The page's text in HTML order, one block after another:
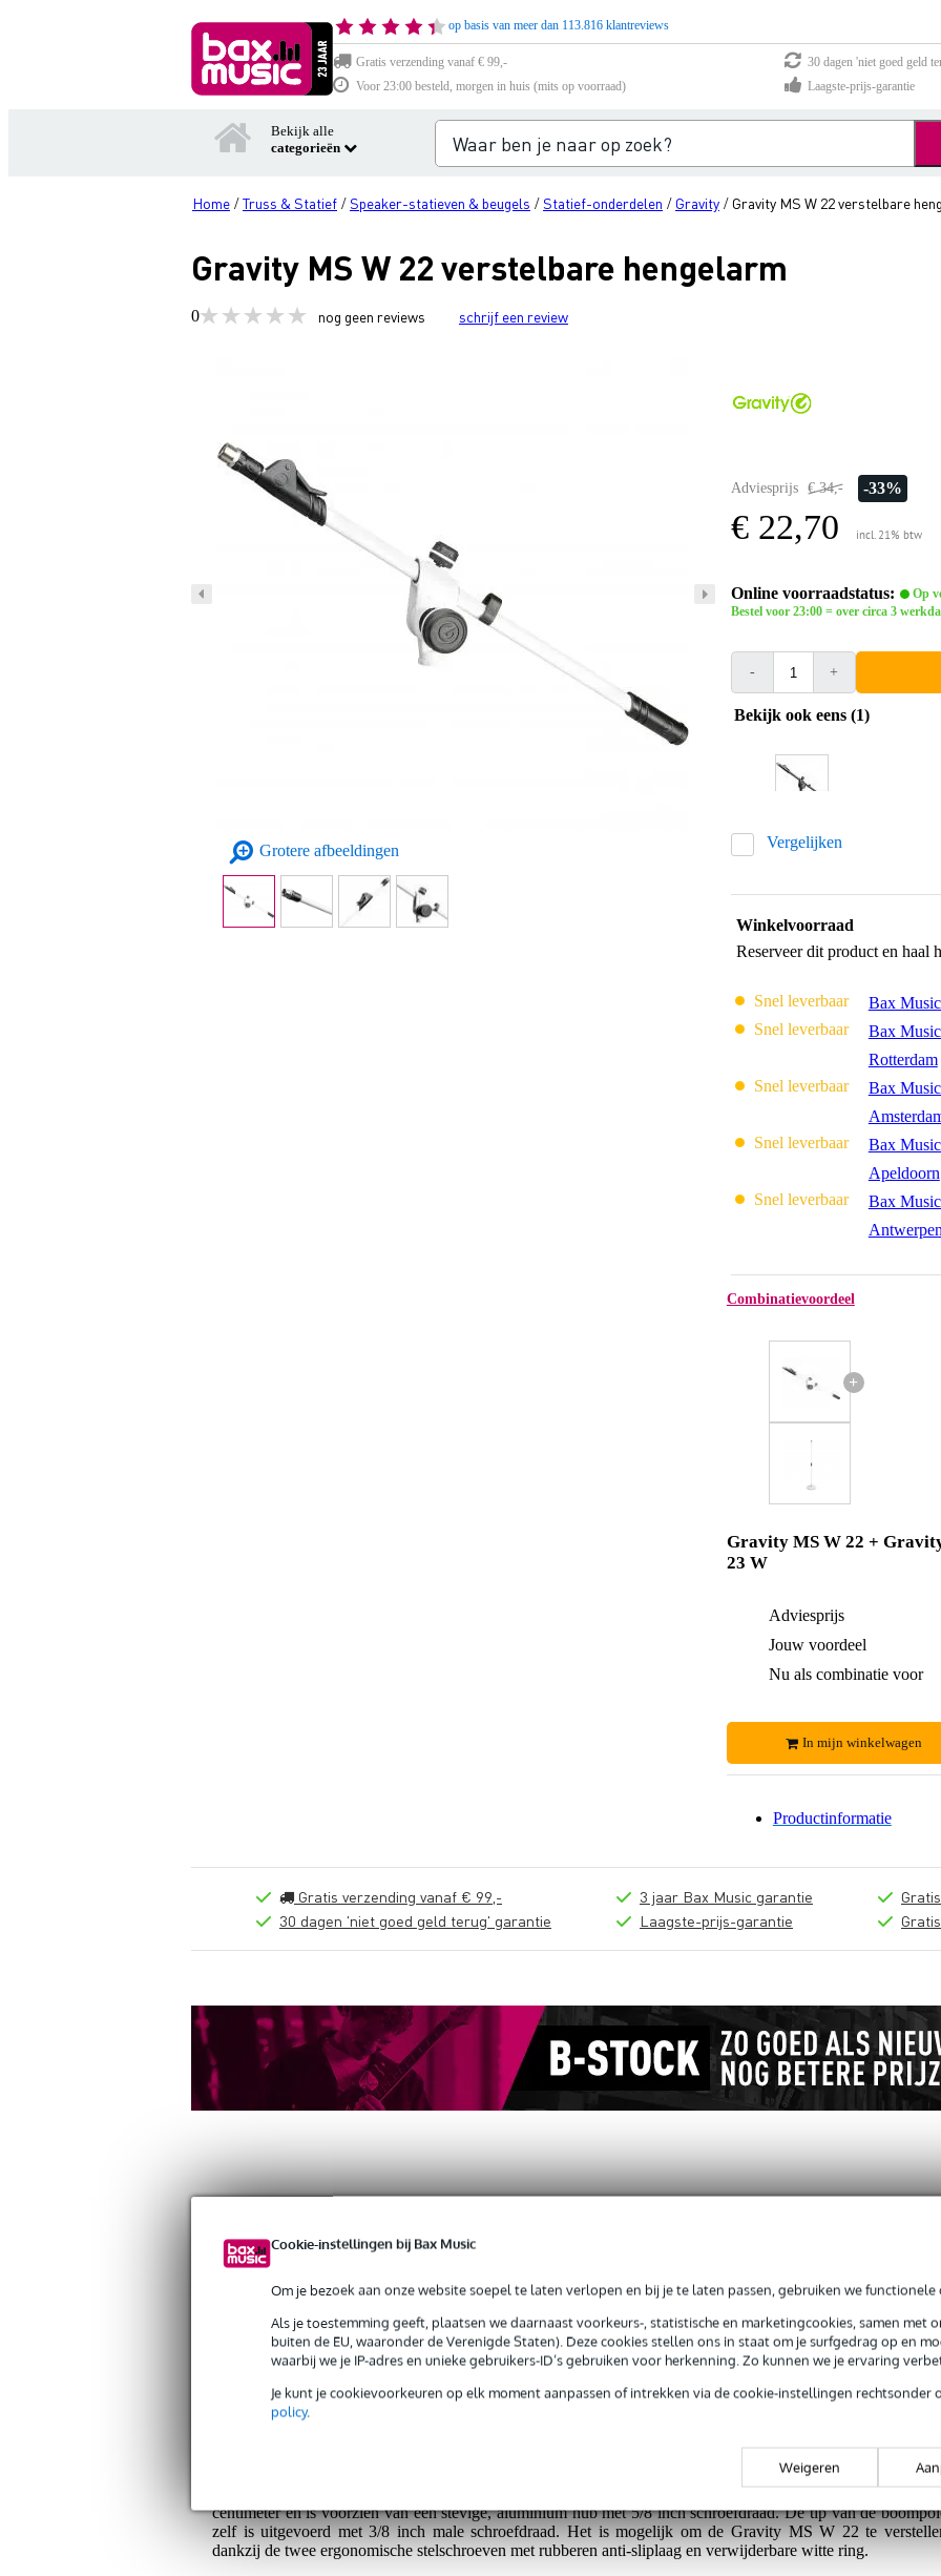
Cookie-instellingen bij Bax Music
Om je bezoek aan onze website soepel te laten verlopen en bij je te laten passen, gebruiken we functionele
Als je toestemming geeft, plaatsen we daarnaast voorkeurs-, statistische en marketingcookies, samen met
buiten de EU, waaronder de Verenigde Staten). Deze cookies stellen ons in staat om je surfgedrag op en
waarbij we je IP-adres en unieke gebruikers-ID’s gebruiken voor herkenning. Zo kunnen we je ervaring
Je kunt je cookievoorkeuren op elk moment aanpassen of intrekken via de cookie-instellingen rechtsonder
policy.
Weigeren
op basis van meer dan 113.816 klantreviews
Gratis verzending vanaf € 99,-
30 dagen 'niet goed geld
Voor 23:00 besteld, morgen in huis (mits op voorraad)
Laagste-prijs-garantie
Bekijk alle
categorieën
Home /Truss & Statief /Speaker-statieven & beugels /Statief-onderdelen / Gravity / Gravity MS W 22 verstelbare
Gravity MS W 22 verstelbare hengelarm
0 nog geen reviews schrijf een review
Grotere afbeeldingen
Adviesprijs € 34,- -33%
€ 22,70 incl. 21% btw
Online voorraadstatus:
Op
Bestel voor 23:00 = over circa 3
- +
Bekijk ook eens (1)
Vergelijken
Winkelvoorraad
Reserveer dit product en haal
Snel leverbaar Bax
Snel leverbaar
Bax
Rotterdam
Snel leverbaar
Bax
Snel leverbaar
Bax
Apeldoorn
Snel leverbaar
Bax
Antwerpen
Combinatievoordeel
+
Gravity MS W 22 +
23 W
Adviesprijs
Jouw voordeel
Nu als combinatie voor
In mijn winkelwagen
Productinformatie
Gratis verzending vanaf € 99,-
30 dagen 'niet goed geld terug' garantie
3 jaar Bax Music garantie
Laagste-prijs-garantie
Gravity MS W 22 verstelbare hengelarm
9000-0061-7827
Bax Music Garantie : Op dit product krijg je 5 jaar Bax Music garantie.
Op dit product krijg je 5 jaar Bax Music garantie.
De Gravity MS W 22 betreft een verstelbare hengelarm, vervaardigd uit robuust staal en uitgevoerd met
centimeter en is voorzien van een stevige, aluminium hub met 5/8 inch schroefdraad. De tip van de
zelf is uitgevoerd met 3/8 inch male schroefdraad. Het is mogelijk om de Gravity MS W 22 te
dankzij de twee ergonomische stelschroeven met rubberen anti-sliplaag en verwijderbare witte ring.